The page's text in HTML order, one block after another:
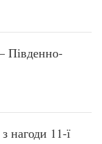
Південно-
нагоди 11-ї